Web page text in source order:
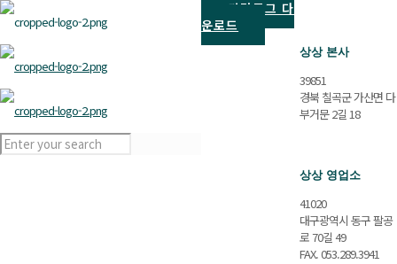
카달로그 다
운로드
상상 본사
39851
경북 칠곡군 가산면 다
부거문 2길 18
상상 영업소
41020
대구광역시 동구 팔공
로 70길 49
FAX. 053.289.3941